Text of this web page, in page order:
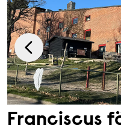
Franciscus